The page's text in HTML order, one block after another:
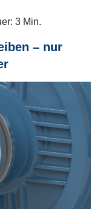
3 Min.
­– nur